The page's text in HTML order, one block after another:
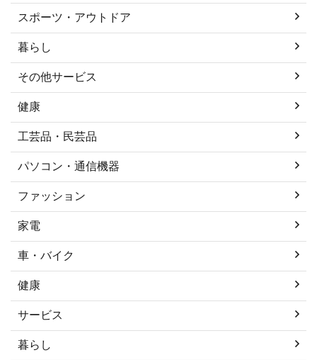
スポーツ・アウトドア
暮らし
その他サービス
健康
工芸品・民芸品
パソコン・通信機器
ファッション
家電
車・バイク
健康
サービス
暮らし